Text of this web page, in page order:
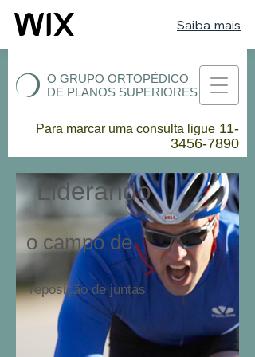
Saiba mais